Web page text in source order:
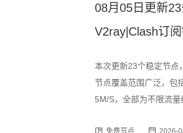
08月05日更新
V2ray|Clash订
本次更新23个稳定节点
节点覆盖范围广泛，包
5M/S，全部为不限流
免费节点 2026-